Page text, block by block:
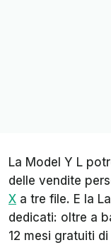
La Model Y L
delle vendite
X a tre file. E la
dedicati: oltre a
12 mesi gratuiti